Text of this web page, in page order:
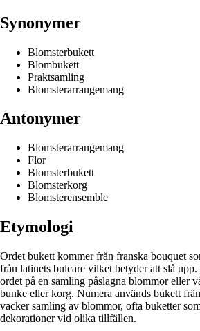
Synonymer
Blomsterbukett
Blombukett
Praktsamling
Blomsterarrangemang
Antonymer
Blomsterarrangemang
Flor
Blomsterbukett
Blomsterkorg
Blomsterensemble
Etymologi
Ordet bukett kommer från franska bouquet
från latinets bulcare vilket betyder att slå
ordet på en samling påslagna blommor eller
bunke eller korg. Numera används bukett
vacker samling av blommor, ofta buketter
dekorationer vid olika tillfällen.